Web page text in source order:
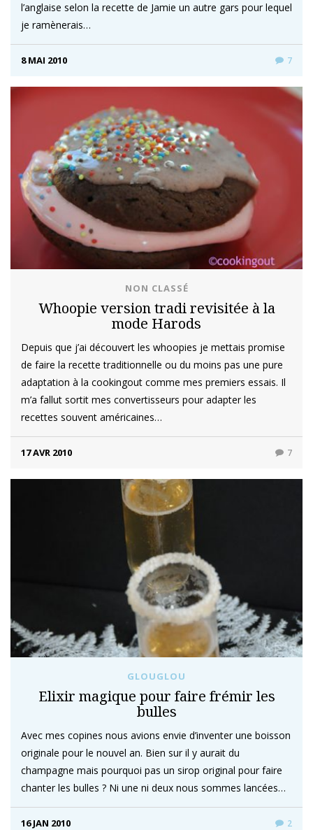
l’anglaise selon la recette de Jamie un autre gars pour lequel
je ramènerais…
8 MAI 2010 7
NON CLASSÉ
Whoopie version tradi revisitée à la
mode Harods
Depuis que j’ai découvert les whoopies je mettais promise
de faire la recette traditionnelle ou du moins pas une pure
adaptation à la cookingout comme mes premiers essais. Il
m’a fallut sortit mes convertisseurs pour adapter les
recettes souvent américaines…
17 AVR 2010 7
GLOUGLOU
Elixir magique pour faire frémir les
bulles
Avec mes copines nous avions envie d’inventer une boisson
originale pour le nouvel an. Bien sur il y aurait du
champagne mais pourquoi pas un sirop original pour faire
chanter les bulles ? Ni une ni deux nous sommes lancées…
16 JAN 2010 2